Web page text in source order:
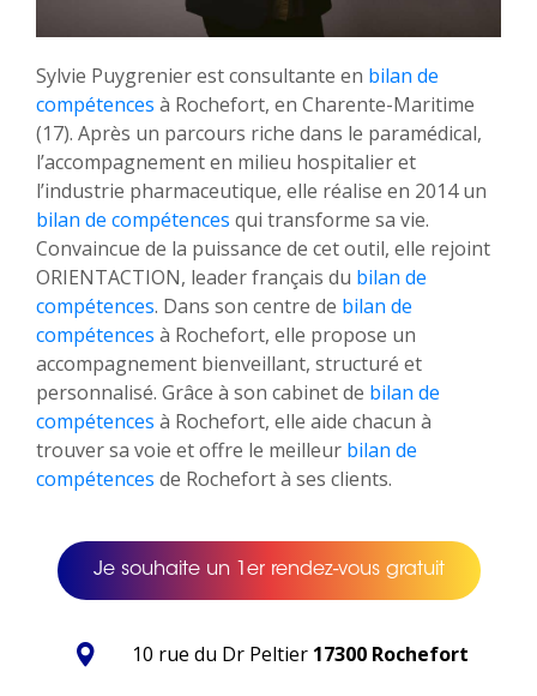
Sylvie Puygrenier est consultante en bilan de
compétences à Rochefort, en Charente-Maritime
(17). Après un parcours riche dans le paramédical,
l’accompagnement en milieu hospitalier et
l’industrie pharmaceutique, elle réalise en 2014 un
bilan de compétences qui transforme sa vie.
Convaincue de la puissance de cet outil, elle rejoint
ORIENTACTION, leader français du bilan de
compétences. Dans son centre de bilan de
compétences à Rochefort, elle propose un
accompagnement bienveillant, structuré et
personnalisé. Grâce à son cabinet de bilan de
compétences à Rochefort, elle aide chacun à
trouver sa voie et offre le meilleur bilan de
compétences de Rochefort à ses clients.
Je souhaite un 1er rendez-vous gratuit
10 rue du Dr Peltier 17300 Rochefort